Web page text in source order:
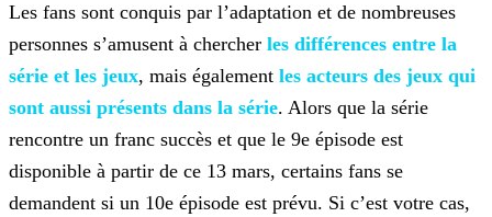
Les fans sont conquis par l’adaptation et de nombreuses
personnes s’amusent à chercher les différences entre la
série et les jeux, mais également les acteurs des jeux qui
sont aussi présents dans la série. Alors que la série
rencontre un franc succès et que le 9e épisode est
disponible à partir de ce 13 mars, certains fans se
demandent si un 10e épisode est prévu. Si c’est votre cas,